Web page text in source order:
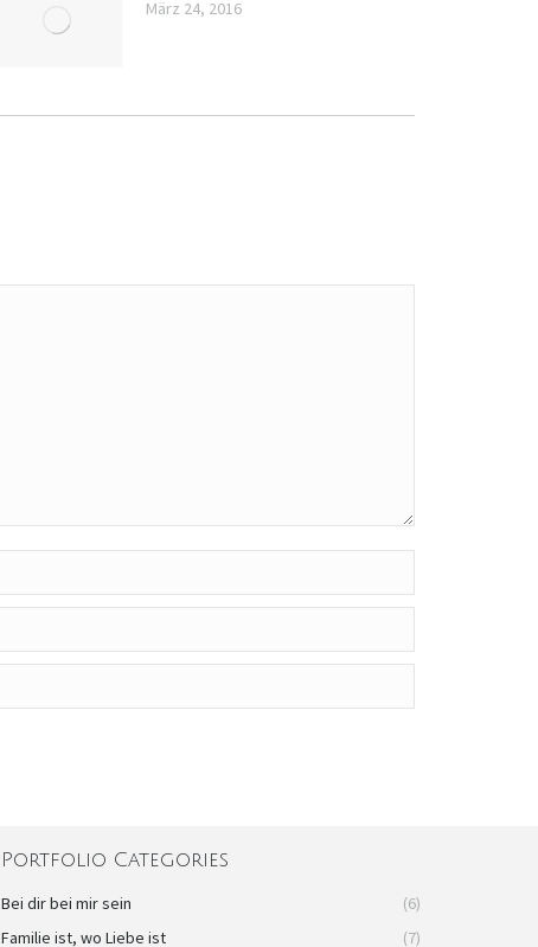
März 24, 2016
Portfolio Categories
Bei dir bei mir sein
(6)
Familie ist, wo Liebe ist
(7)